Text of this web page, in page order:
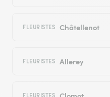
FLEURISTES Châtellenot
FLEURISTES Allerey
FLEURISTES